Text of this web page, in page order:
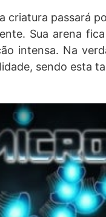
criatura passará
Sua arena
intensa. Na
sendo esta